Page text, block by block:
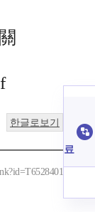
한글로보기
료